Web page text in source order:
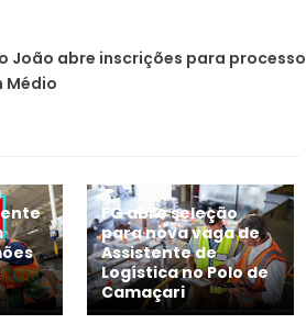
João abre inscrições para processo
Médio
FG abre seleção
para nova vaga de
Assistente de
Logística no Polo de
Camaçari